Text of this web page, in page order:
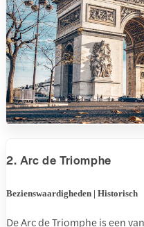
2. Arc de Triomphe
Bezienswaardigheden | Historisch
De Arc de Triomphe is een